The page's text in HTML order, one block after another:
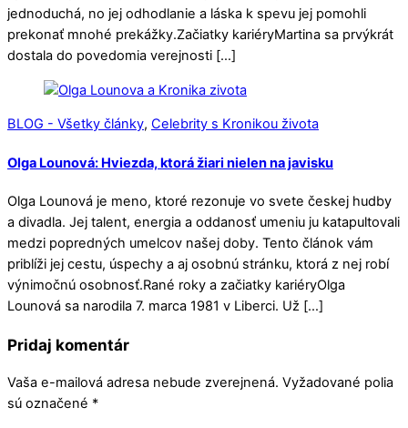
jednoduchá, no jej odhodlanie a láska k spevu jej pomohli
prekonať mnohé prekážky.Začiatky kariéryMartina sa prvýkrát
dostala do povedomia verejnosti […]
BLOG - Všetky články, Celebrity s Kronikou života
Olga Lounová: Hviezda, ktorá žiari nielen na javisku
Olga Lounová je meno, ktoré rezonuje vo svete českej hudby
a divadla. Jej talent, energia a oddanosť umeniu ju katapultovali
medzi popredných umelcov našej doby. Tento článok vám
priblíži jej cestu, úspechy a aj osobnú stránku, ktorá z nej robí
výnimočnú osobnosť.Rané roky a začiatky kariéryOlga
Lounová sa narodila 7. marca 1981 v Liberci. Už […]
Pridaj komentár
Vaša e-mailová adresa nebude zverejnená. Vyžadované polia
sú označené *